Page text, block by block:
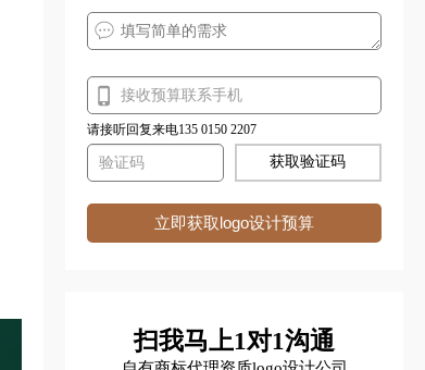
请接听回复来电135 0150 2207
获取验证码
立即获取logo设计预算
扫我马上1对1沟通